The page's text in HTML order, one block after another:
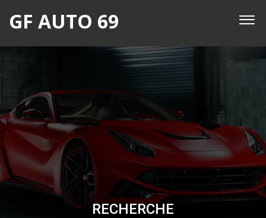
GF AUTO 69
RECHERCHE